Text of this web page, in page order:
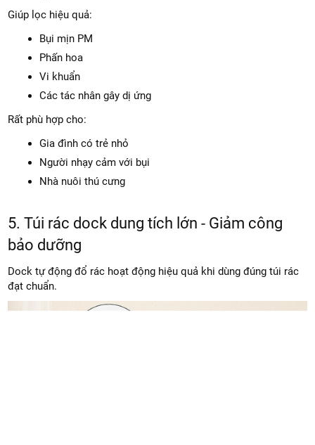
Giúp lọc hiệu quả:
Bụi mịn PM
Phấn hoa
Vi khuẩn
Các tác nhân gây dị ứng
Rất phù hợp cho:
Gia đình có trẻ nhỏ
Người nhạy cảm với bụi
Nhà nuôi thú cưng
5. Túi rác dock dung tích lớn - Giảm công
bảo dưỡng
Dock tự động đổ rác hoạt động hiệu quả khi dùng đúng túi rác
đạt chuẩn.